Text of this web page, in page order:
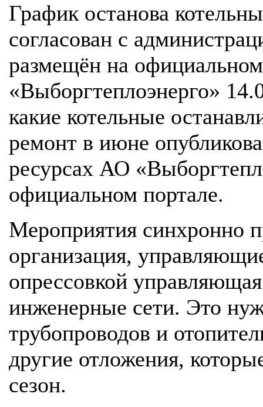
График останова
согласован с
размещён на
«Выборгтеплоэнерго»
какие котельные
ремонт в июне
ресурсах АО
официальном портале.
Мероприятия синхронно
организация,
опрессовкой
инженерные сети. Это
трубопроводов и
другие отложения,
сезон.